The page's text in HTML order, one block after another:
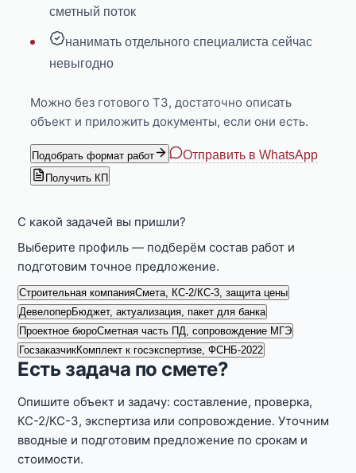
сметный поток
нанимать отдельного специалиста сейчас
невыгодно
Можно без готового ТЗ, достаточно описать
объект и приложить документы, если они есть.
Подобрать формат работ Отправить в WhatsApp
Получить КП
С какой задачей вы пришли?
Выберите профиль — подберём состав работ и
подготовим точное предложение.
Строительная компанияСмета, КС-2/КС-3, защита цены
ДевелоперБюджет, актуализация, пакет для банка
Проектное бюроСметная часть ПД, сопровождение МГЭ
ГосзаказчикКомплект к госэкспертизе, ФСНБ-2022
Есть задача по смете?
Опишите объект и задачу: составление, проверка,
КС-2/КС-3, экспертиза или сопровождение. Уточним
вводные и подготовим предложение по срокам и
стоимости.